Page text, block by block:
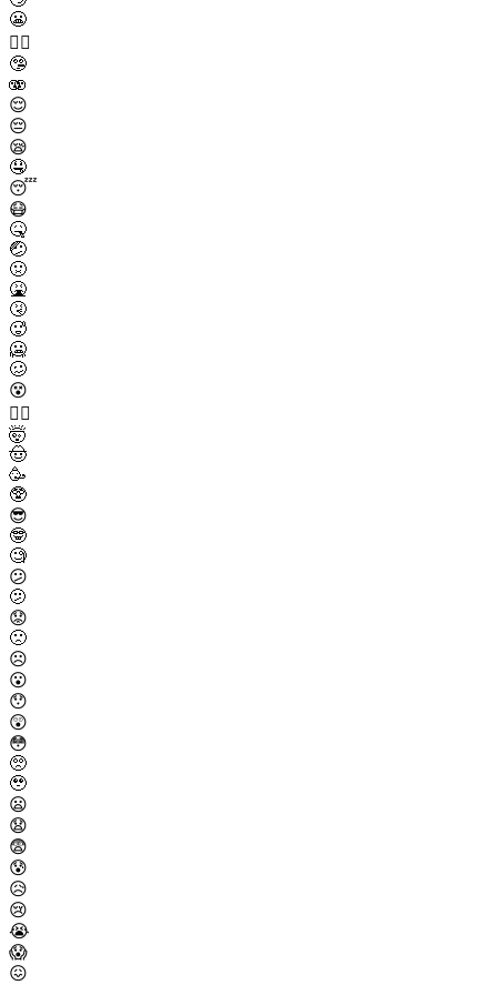
😬
😮‍💨
🤥
🫨
😌
😔
😪
🤤
😴
😷
🤒
🤕
🤢
🤮
🤧
🥵
🥶
🥴
😵
😵‍💫
🤯
🤠
🥳
🥸
😎
🤓
🧐
😕
🫤
😟
🙁
☹️
😮
😯
😲
😳
🥺
🥹
😦
😧
😨
😰
😥
😢
😭
😱
😖